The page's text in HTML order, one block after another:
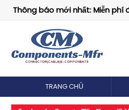
Thông báo mới nhất: Miễn phí
TRANG CHỦ